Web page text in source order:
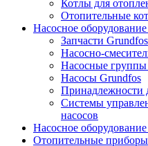
Котлы для
Отопительные
Насосное
Запчасти Grundfos
Насосно-
Насосные группы
Насосы Grundfos
Принадлежности
Системы
насосов
Насосное
Отопительные приборы